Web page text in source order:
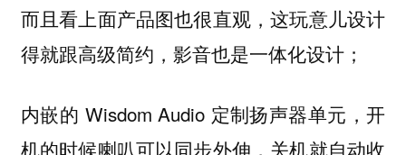
而且看上面产品图也很直观，这玩意儿设计
得就跟高级简约，影音也是一体化设计；
内嵌的 Wisdom Audio 定制扬声器单元，开
机的时候喇叭可以同步外伸，关机就自动收